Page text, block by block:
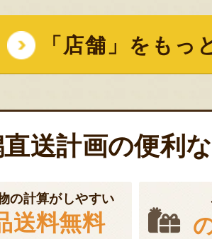
「店舗」をもっ
直送計画の便利
の計算がしやすい
送料無料